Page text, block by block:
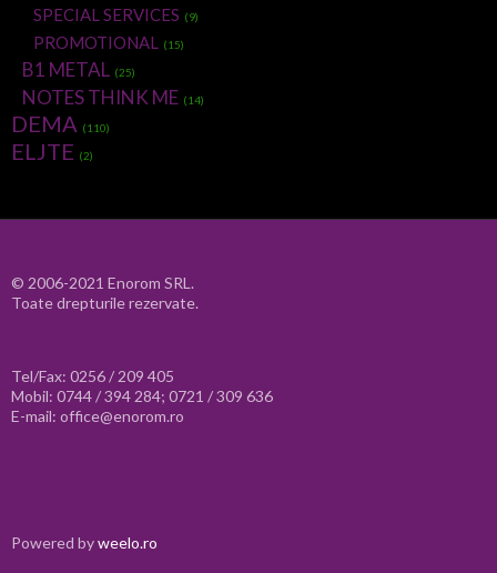
SPECIAL SERVICES (9)
PROMOTIONAL (15)
B1 METAL (25)
NOTES THINK ME (14)
DEMA (110)
ELJTE (2)
© 2006-2021 Enorom SRL.
Toate drepturile rezervate.
Tel/Fax: 0256 / 209 405
Mobil: 0744 / 394 284; 0721 / 309 636
E-mail: office@enorom.ro
Powered byweelo.ro